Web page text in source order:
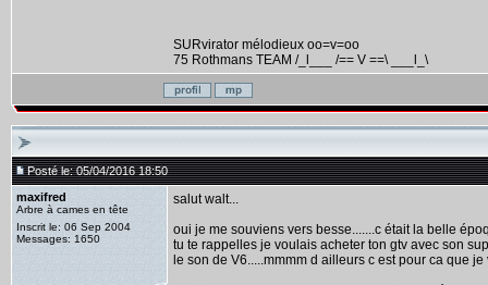
SURvirator mélodieux oo=v=oo
75 Rothmans TEAM /_l___ /== V ==\ ___l_\
Posté le: 05/04/2016 18:50
maxifred
Arbre à cames en tête
Inscrit le: 06 Sep 2004
Messages: 1650
salut walt...
oui je me souviens vers besse.......c était la belle
tu te rappelles je voulais acheter ton gtv avec son
le son de V6.....mmmm d ailleurs c est pour ca que